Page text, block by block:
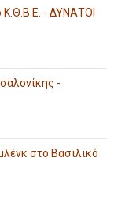
- ΔΥΝΑΤΟΙ
-
στο Βασιλικό